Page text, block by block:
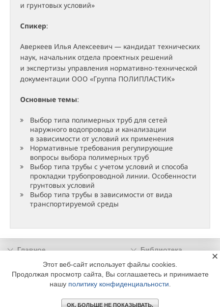
и грунтовых условий»
Спикер:
Аверкеев Илья Алексеевич — кандидат технических
наук, начальник отдела проектных решений
и экспертизы управления нормативно-технической
документации ООО «Группа ПОЛИПЛАСТИК»
Основные темы:
Выбор типа полимерных труб для сетей
наружного водопровода и канализации
в зависимости от условий их применения
Нормативные требования регулирующие
вопросы выбора полимерных труб
Выбор типа трубы с учетом условий и способа
прокладки трубопроводной линии. Особенности
грунтовых условий
Выбор типа трубы в зависимости от вида
транспортируемой среды
Главное
Библиотека
Подписка
Реклама
Информация
© 2002 - 2026 OOO Издательский дом «МЕДИА ТЕХНОЛОДЖИ» +7 (495) 665-00-
Этот веб-сайт использует файлы cookies.
Продолжая просмотр сайта, Вы соглашаетесь и принимаете
нашу политику конфиденциальности
ОК. БОЛЬШЕ НЕ ПОКАЗЫВАТЬ.
×